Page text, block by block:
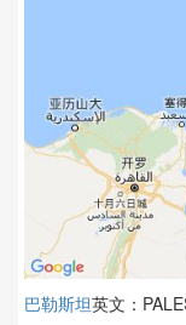
巴勒斯坦英文：